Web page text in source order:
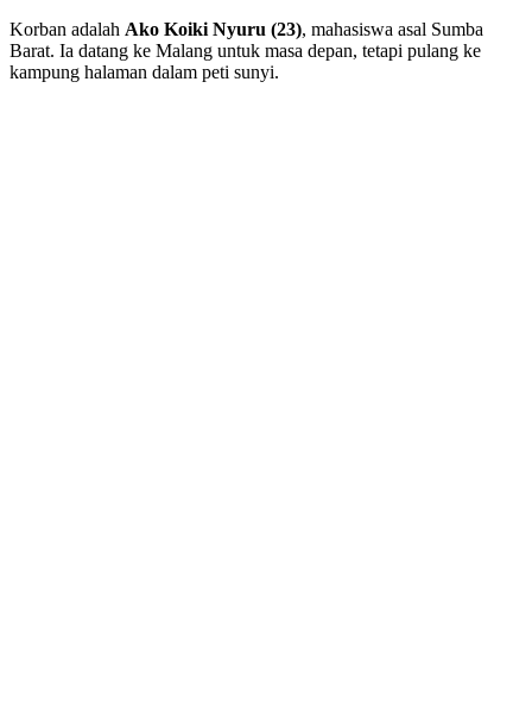
Korban adalah Ako Koiki Nyuru (23), mahasiswa asal Sumba
Barat. Ia datang ke Malang untuk masa depan, tetapi pulang ke
kampung halaman dalam peti sunyi.